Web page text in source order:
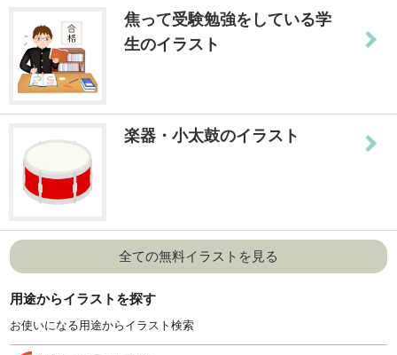
焦って受験勉強をしている学
生のイラスト
楽器・小太鼓のイラスト
全ての無料イラストを見る
用途からイラストを探す
お使いになる用途からイラスト検索